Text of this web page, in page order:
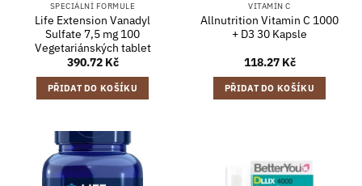
SPECIÁLNÍ FORMULE
Life Extension Vanadyl
Sulfate 7,5 mg 100
Vegetariánských tablet
390.72 Kč
PŘIDAT DO KOŠÍKU
VITAMÍN C
Allnutrition Vitamin C 1000
+ D3 30 Kapsle
118.27 Kč
PŘIDAT DO KOŠÍKU